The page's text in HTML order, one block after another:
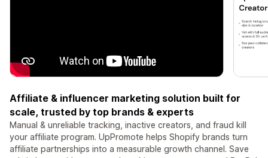
Affiliate & influencer marketing solution built for
scale, trusted by top brands & experts
Manual & unreliable tracking, inactive creators, and fraud kill
your affiliate program. UpPromote helps Shopify brands turn
affiliate partnerships into a measurable growth channel. Save